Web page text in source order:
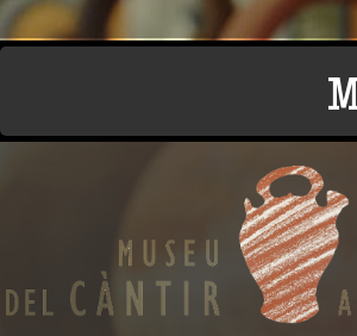
Pasar al contenido principal